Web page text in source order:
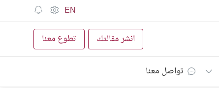
EN
انشر مقالتك تطوع معنا
تواصل معنا